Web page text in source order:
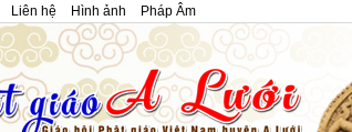
Liên hệ Hình ảnh Pháp Âm